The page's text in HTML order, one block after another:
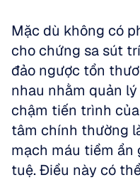
Mặc dù không có
cho chứng sa sút
đảo ngược tổn
nhau nhằm quản
chậm tiến trình
tâm chính thường
mạch máu tiềm ẩn
tuệ. Điều này có